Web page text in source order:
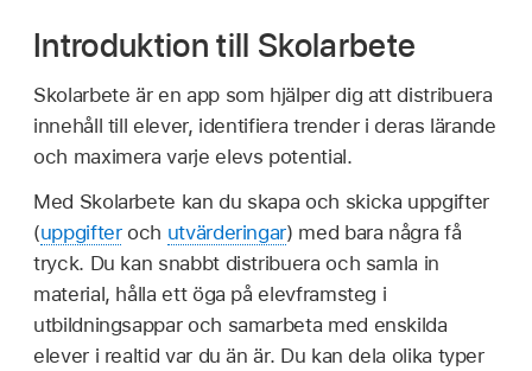
guiden
Introduktion till Skolarbete
Skolarbete är en app som hjälper dig att distribuera
innehåll till elever, identifiera trender i deras lärande
och maximera varje elevs potential.
Med Skolarbete kan du skapa och skicka uppgifter
(uppgifteroch utvärderingar) med bara några få
tryck. Du kan snabbt distribuera och samla in
material, hålla ett öga på elevframsteg i
utbildningsappar och samarbeta med enskilda
elever i realtid var du än är. Du kan dela olika typer